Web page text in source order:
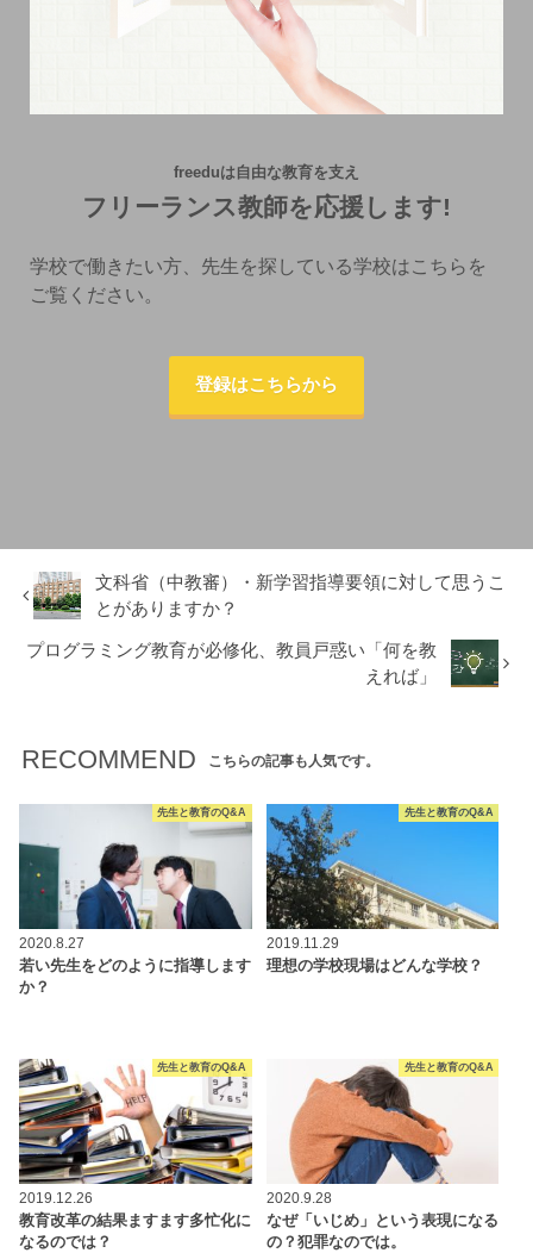
freeduは自由な教育を支え
フリーランス教師を応援します!
学校で働きたい方、先生を探している学校はこちらを
ご覧ください。
登録はこちらから
文科省（中教審）・新学習指導要領に対して思うこ
とがありますか？
プログラミング教育が必修化、教員戸惑い「何を教
えれば」
RECOMMEND こちらの記事も人気です。
先生と教育のQ&A
2020.8.27
若い先生をどのように指導します
か？
先生と教育のQ&A
2019.11.29
理想の学校現場はどんな学校？
先生と教育のQ&A
2019.12.26
教育改革の結果ますます多忙化に
なるのでは？
先生と教育のQ&A
2020.9.28
なぜ「いじめ」という表現になる
の？犯罪なのでは。